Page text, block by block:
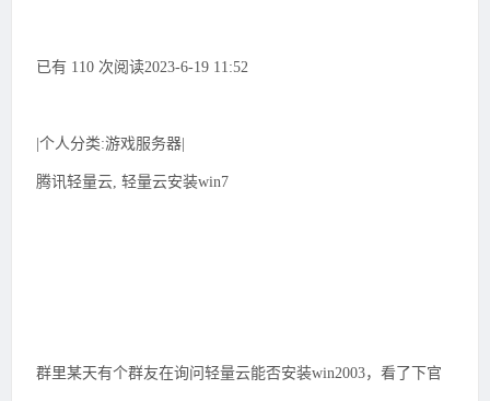
已有 110 次阅读2023-6-19 11:52
|个人分类:游戏服务器|
腾讯轻量云, 轻量云安装win7
群里某天有个群友在询问轻量云能否安装win2003，看了下官